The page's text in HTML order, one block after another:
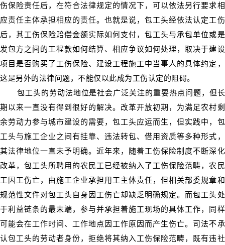
伤保险责任后，在符合法律规定的情况下，可以依法另行要求相
应责任主体承担相应的责任。也就是说，包工头经依法认定工伤
后，其工伤保险赔偿金额实际如何支付，包工头与承包单位或是
发包方之间的工程款如何结算、相应争议如何处理，取决于建设
项目是否购买了工伤保险、建设工程施工中当事人的具体约定，
这是另外的法律问题，不能仅以此成为工伤认定的阻碍。
包工头的劳动法地位是社会广泛关注的重要热点问题，但长
期以来一直没有得到很好的解决。改革开放初期，为满足农村剩
余劳动力参与城市建设的需要，包工头应运而生，但实践中，包
工头与施工企业之间有挂靠、违法转包、借用资质等多种形式，
其法律地位一直未予明确。近年来，随着工伤保险制度不断深化
改革，包工头所聘用的农民工已经被纳入了工伤保险范畴，农民
工因工伤亡，由施工企业承担用工主体责任，但相关部委规章和
规范性文件对包工头自身因工伤亡却缺乏明确规定。而包工头处
于利益链条的最末端，参与并承担着施工现场的具体工作，同样
可能会在工作时间、工作地点因工作原因而产生伤亡。司法不承
认包工头的劳动者身份，拒绝将其纳入工伤保险范畴，既有违社